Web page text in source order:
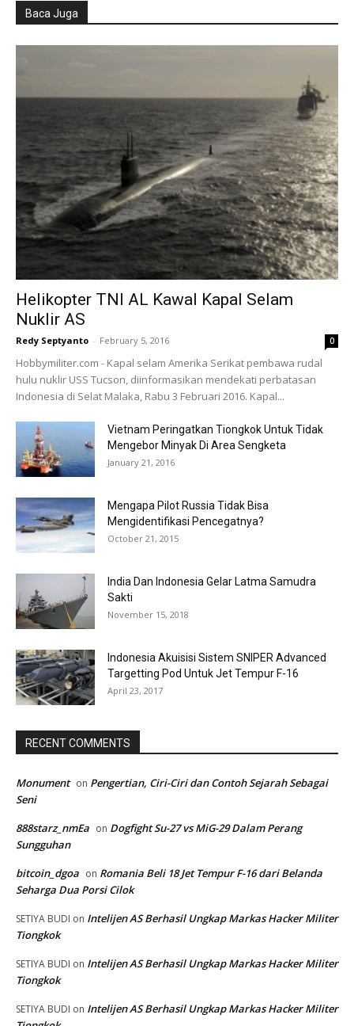
Baca Juga
Helikopter TNI AL Kawal Kapal Selam
Nuklir AS
Redy Septyanto - February 5, 2016 0
Hobbymiliter.com - Kapal selam Amerika Serikat pembawa rudal
hulu nuklir USS Tucson, diinformasikan mendekati perbatasan
Indonesia di Selat Malaka, Rabu 3 Februari 2016. Kapal...
Vietnam Peringatkan Tiongkok Untuk Tidak
Mengebor Minyak Di Area Sengketa
January 21, 2016
Mengapa Pilot Russia Tidak Bisa
Mengidentifikasi Pencegatnya?
October 21, 2015
India Dan Indonesia Gelar Latma Samudra
Sakti
November 15, 2018
Indonesia Akuisisi Sistem SNIPER Advanced
Targetting Pod Untuk Jet Tempur F-16
April 23, 2017
RECENT COMMENTS
Monument on Pengertian, Ciri-Ciri dan Contoh Sejarah Sebagai
Seni
888starz_nmEa on Dogfight Su-27 vs MiG-29 Dalam Perang
Sungguhan
bitcoin_dgoa on Romania Beli 18 Jet Tempur F-16 dari Belanda
Seharga Dua Porsi Cilok
SETIYA BUDI on Intelijen AS Berhasil Ungkap Markas Hacker Militer
Tiongkok
SETIYA BUDI on Intelijen AS Berhasil Ungkap Markas Hacker Militer
Tiongkok
SETIYA BUDI on Intelijen AS Berhasil Ungkap Markas Hacker Militer